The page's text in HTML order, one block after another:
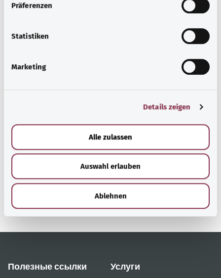
Präferenzen
Statistiken
Marketing
Details zeigen
Alle zulassen
Auswahl erlauben
Ablehnen
Предоставлено некоммерческой организацией Was
Gesundheit (BMG, Федеральное министерство
gesund.bund.de
Сервис министерства
Gesundheit (Федеральное
министерство
здравоохранения).
Полезные ссылки Услуги